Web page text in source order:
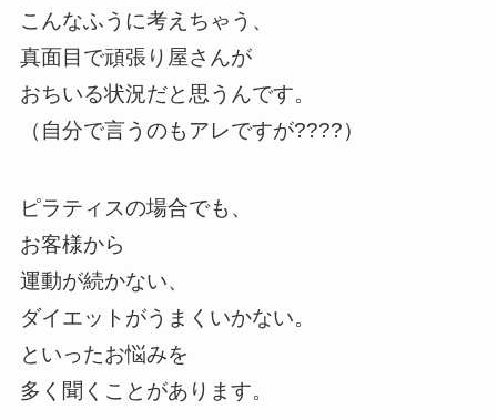
こんなふうに考えちゃう、
真面目で頑張り屋さんが
おちいる状況だと思うんです。
（自分で言うのもアレですが????）
ピラティスの場合でも、
お客様から
運動が続かない、
ダイエットがうまくいかない。
といったお悩みを
多く聞くことがあります。